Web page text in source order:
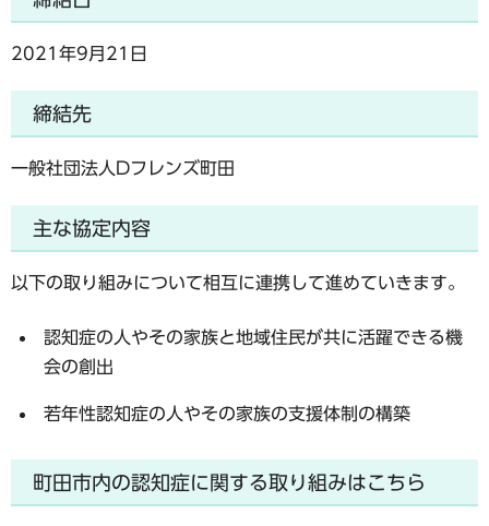
2021年9月21日
締結先
一般社団法人Dフレンズ町田
主な協定内容
以下の取り組みについて相互に連携して進めていきます。
認知症の人やその家族と地域住民が共に活躍できる機
会の創出
若年性認知症の人やその家族の支援体制の構築
町田市内の認知症に関する取り組みはこちら